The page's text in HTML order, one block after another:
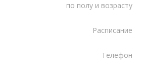
по полу и возрасту
Расписание
Телефон